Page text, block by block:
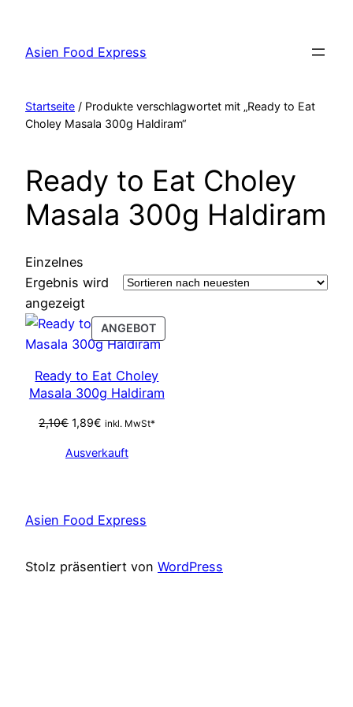
springen
Asien Food Express
Startseite / Produkte verschlagwortet mit „Ready to Eat
Choley Masala 300g Haldiram“
Ready to Eat Choley
Masala 300g Haldiram
Einzelnes
Ergebnis wird
angezeigt
ANGEBOTPRODUCT
ON
Ready to Eat Choley
Masala 300g Haldiram
2,10€ Ursprünglicher
war:
1,89€Aktueller
ist:
inkl. MwSt*
Ausverkauft
Asien Food Express
Stolz präsentiert von WordPress